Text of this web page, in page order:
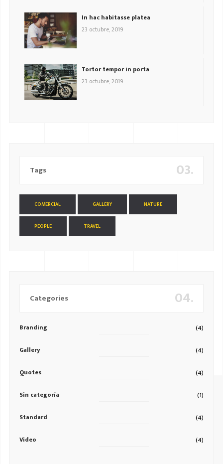
In hac habitasse platea
23 octubre, 2019
Tortor tempor in porta
23 octubre, 2019
03.
Tags
COMERCIAL GALLERY NATURE
PEOPLE TRAVEL
04.
Categories
Branding (4)
Gallery (4)
Quotes (4)
Sin categoría (1)
Standard (4)
Video (4)